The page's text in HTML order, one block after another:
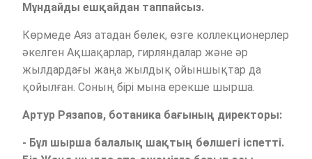
Мұндайды ешқайдан таппайсыз.
Көрмеде Аяз атадан бөлек, өзге коллекционерлер
әкелген Ақшақарлар, гирляндалар және әр
жылдардағы жаңа жылдық ойыншықтар да
қойылған. Соның бірі мына ерекше шырша.
Артур Рязапов, ботаника бағының директоры:
- Бұл шырша балалық шақтың бөлшегі іспетті.